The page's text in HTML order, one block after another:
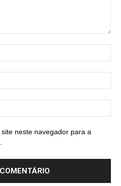
neste navegador para a